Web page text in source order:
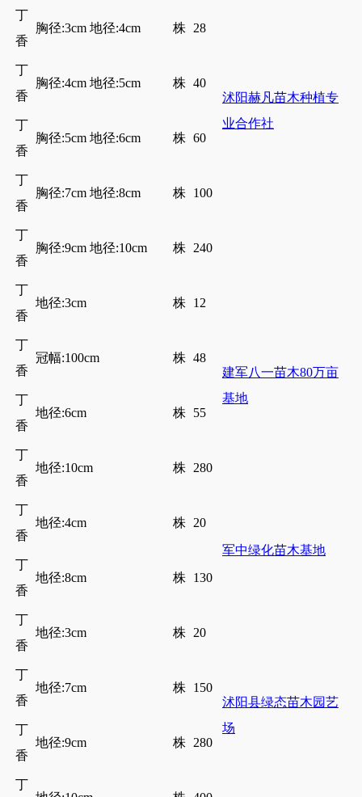
沭阳赫凡苗木种植专
业合作社
丁
香
胸径:3cm 地径:4cm 株 28
丁
香
胸径:4cm 地径:5cm 株 40
丁
香
胸径:5cm 地径:6cm 株 60
丁
香
胸径:7cm 地径:8cm 株 100
丁
香
胸径:9cm 地径:10cm 株 240
丁
香
地径:3cm 株 12
建军八一苗木80万亩
基地
丁
香
冠幅:100cm 株 48
丁
香
地径:6cm 株 55
丁
香
地径:10cm 株 280
丁
香
地径:4cm 株 20
军中绿化苗木基地
丁
香
地径:8cm 株 130
丁
香
地径:3cm 株 20
沭阳县绿态苗木园艺
场
丁
香
地径:7cm 株 150
丁
香
地径:9cm 株 280
丁